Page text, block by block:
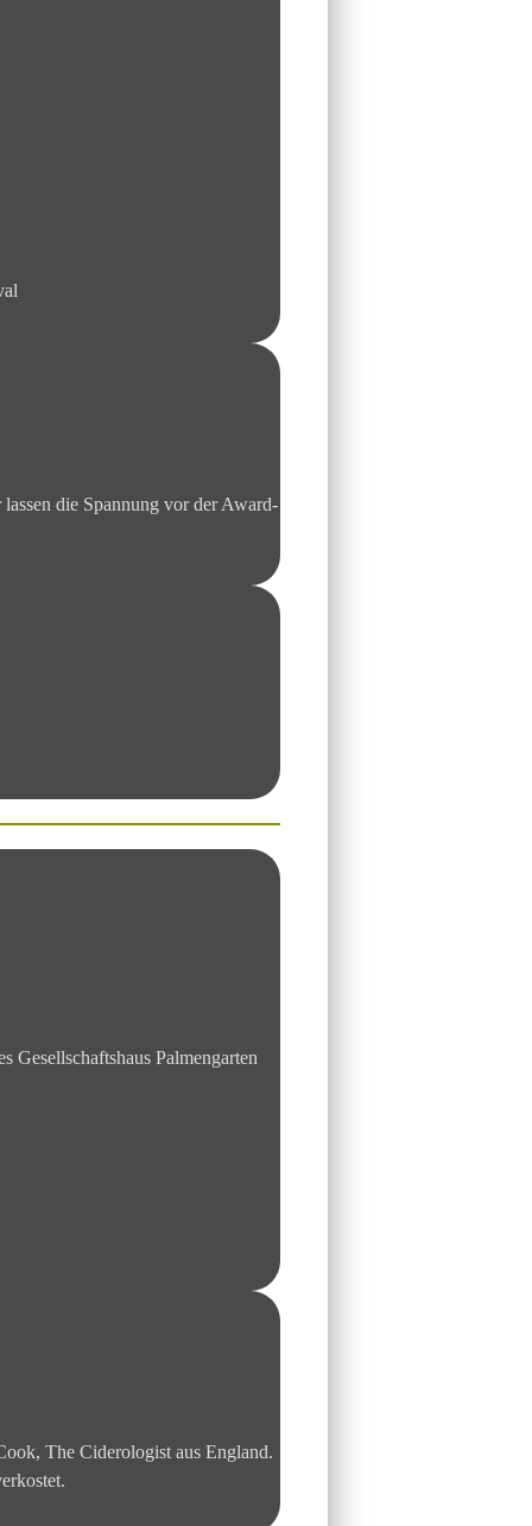
die Spannung vor der Award-
Palmengarten
The Ciderologist aus England.